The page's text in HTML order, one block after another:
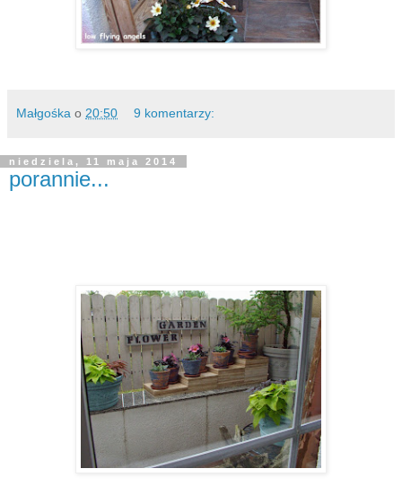
Małgośka o 20:50 9 komentarzy:
niedziela, 11 maja 2014
porannie...